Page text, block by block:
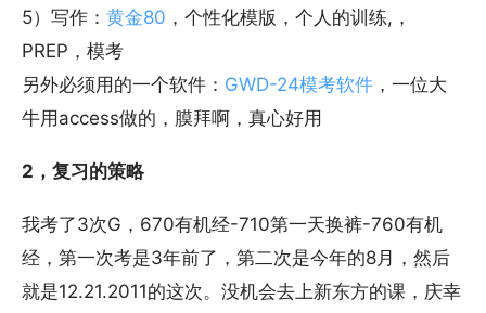
5）写作： 黄金80 ，个性化模版，个人的训练,，
PREP，模考
另外必须用的一个软件： GWD-24模考软件 ，一位大
牛用access做的，膜拜啊，真心好用
2，复习的策略
我考了3次G，670有机经-710第一天换裤-760有机
经，第一次考是3年前了，第二次是今年的8月，然后
就是12.21.2011的这次。没机会去上新东方的课，庆幸